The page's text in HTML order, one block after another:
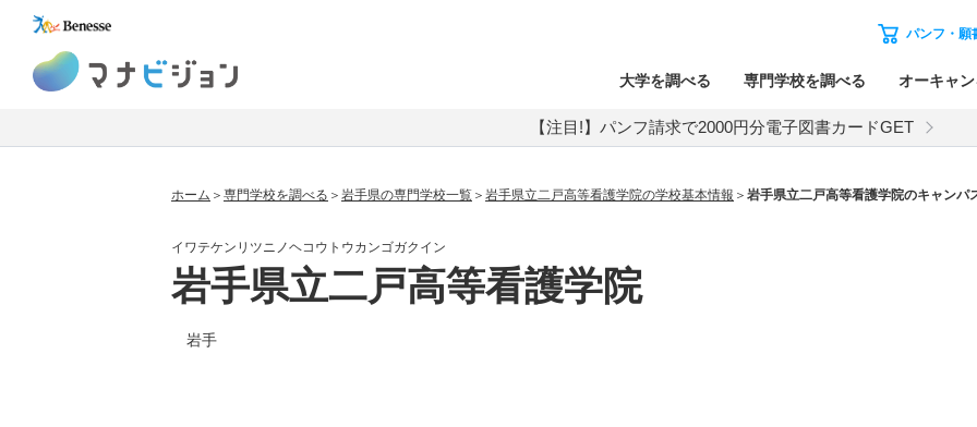
パンフ・願
大学を調べる 専門学校を調べる オーキャ
【注目!】パンフ請求で2000円分電子図書カードGET
ホーム 専門学校を調べる 岩手県の専門学校一覧 岩手県立二戸高等看護学院の学校基本情報 岩手県立二戸高等看護学院のキャンパ
イワテケンリツニノヘコウトウカンゴガクイン
岩手県立二戸高等看護学院
岩手